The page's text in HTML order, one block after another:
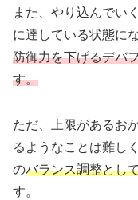
また、やり込んでい
に達している状態に
防御力を下げるデバ
す。
ただ、上限があるお
るようなことは難し
のバランス調整とし
す。